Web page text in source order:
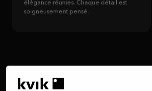
élégance réunies. Chaque détail est
soigneusement pensé.